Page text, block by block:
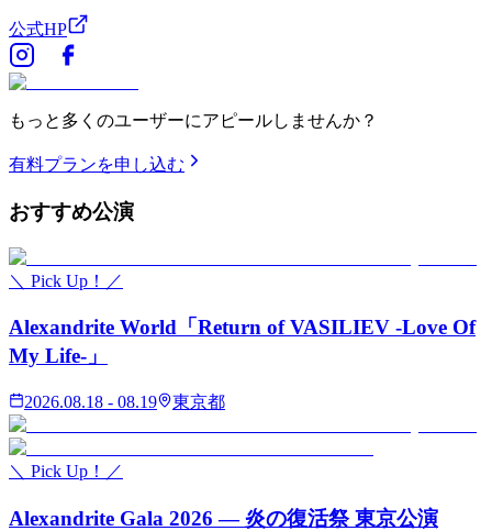
公式HP
もっと多くのユーザーにアピールしませんか？
有料プランを申し込む
おすすめ公演
＼ Pick Up！／
Alexandrite World「Return of VASILIEV -Love Of
My Life-」
2026.08.18 - 08.19 東京都
＼ Pick Up！／
Alexandrite Gala 2026 — 炎の復活祭 東京公演